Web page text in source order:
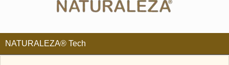
NATURALEZA® Tech